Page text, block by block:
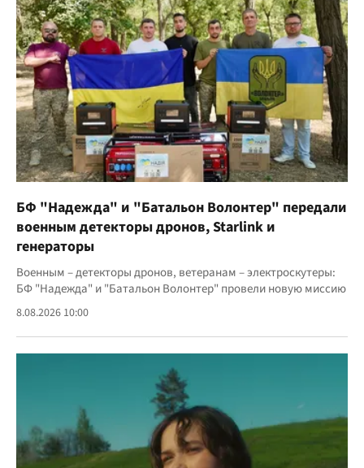
БФ "Надежда" и "Батальон Волонтер" передали
военным детекторы дронов, Starlink и
генераторы
Военным – детекторы дронов, ветеранам – электроскутеры:
БФ "Надежда" и "Батальон Волонтер" провели новую миссию
8.08.2026 10:00